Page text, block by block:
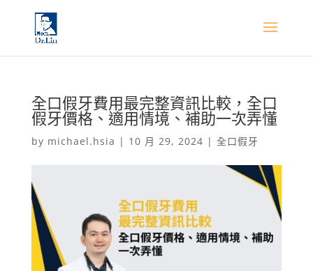
全口假牙費用最完整資訊比較，全口
假牙價格、適用情境、補助一次弄懂
by michael.hsia | 10 月 29, 2024 | 全口假牙